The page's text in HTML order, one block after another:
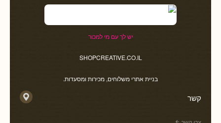
יש לך עם מי למכור
SHOPCREATIVE.CO.IL
בניית אתרי משלוחים, מכירות ומסעדות.
קשר